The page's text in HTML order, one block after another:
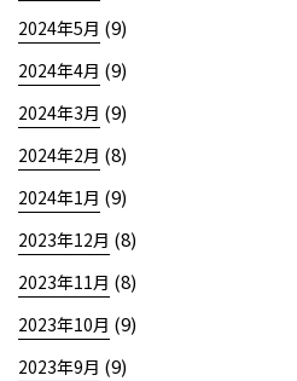
2024年5月 (9)
2024年4月 (9)
2024年3月 (9)
2024年2月 (8)
2024年1月 (9)
2023年12月 (8)
2023年11月 (8)
2023年10月 (9)
2023年9月 (9)